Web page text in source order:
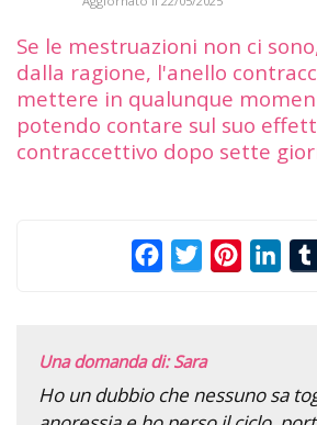
Se le mestruazioni non ci
dalla ragione, l'anello
mettere in qualunque
potendo contare sul suo
contraccettivo dopo sette
FacebookTwitterPinterest
Una domanda di: Sara
Ho un dubbio che nessuno sa